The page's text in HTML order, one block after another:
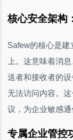
核心安全架构
Safew的核心是建
上。这意味着消
送者和接收者的
无法访问内容。
议，为企业敏感通
专属企业管控